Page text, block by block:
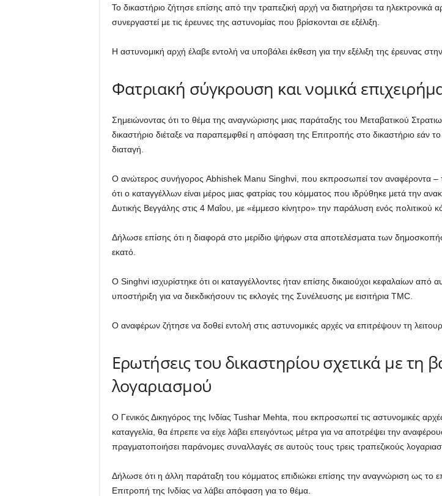
Το δικαστήριο ζήτησε επίσης από την τραπεζική αρχή να διατηρήσει τα ηλεκτρονικά
συνεργαστεί με τις έρευνες της αστυνομίας που βρίσκονται σε εξέλιξη.
Η αστυνομική αρχή έλαβε εντολή να υποβάλει έκθεση για την εξέλιξη της έρευνας
Φατριακή σύγκρουση και νομικά
Σημειώνοντας ότι το θέμα της αναγνώρισης μιας παράταξης του Μεταβατικού
δικαστήριο διέταξε να παραπεμφθεί η απόφαση της Επιτροπής στο δικαστήριο εάν
διαταγή.
Ο ανώτερος συνήγορος Abhishek Manu Singhvi, που εκπροσωπεί τον αναφέροντα
ότι ο καταγγέλλων είναι μέρος μιας φατρίας του κόμματος που ιδρύθηκε μετά την
Δυτικής Βεγγάλης στις 4 Μαΐου, με «έμμεσο κίνητρο» την παράλυση ενός πολιτικού
Δήλωσε επίσης ότι η διαφορά στο μερίδιο ψήφων στα αποτελέσματα των
εκατό.
Ο Singhvi ισχυρίστηκε ότι οι καταγγέλλοντες ήταν επίσης δικαιούχοι κεφαλαίων
υποστήριξη για να διεκδικήσουν τις εκλογές της Συνέλευσης με εισιτήρια TMC.
Ο αναφέρων ζήτησε να δοθεί εντολή στις αστυνομικές αρχές να επιτρέψουν τη
Ερωτήσεις του δικαστηρίου σχετικά με τη
λογαριασμού
Ο Γενικός Δικηγόρος της Ινδίας Tushar Mehta, που εκπροσωπεί τις αστυνομικές
καταγγελία, θα έπρεπε να είχε λάβει επειγόντως μέτρα για να αποτρέψει την
πραγματοποιήσει παράνομες συναλλαγές σε αυτούς τους τρεις τραπεζικούς
Δήλωσε ότι η άλλη παράταξη του κόμματος επιδιώκει επίσης την αναγνώριση ως το
Επιτροπή της Ινδίας να λάβει απόφαση για το θέμα.